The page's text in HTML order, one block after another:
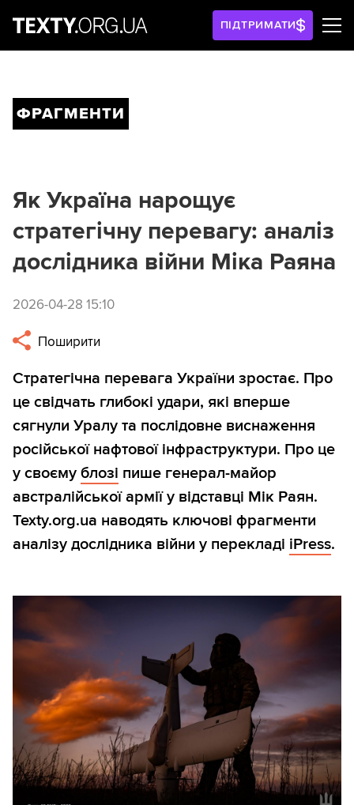
ПІДТРИМАТИ
ФРАГМЕНТИ
Як Україна нарощує
стратегічну перевагу: аналіз
дослідника війни Міка Раяна
2026-04-28 15:10
Поширити
Стратегічна перевага України зростає. Про
це свідчать глибокі удари, які вперше
сягнули Уралу та послідовне виснаження
російської нафтової інфраструктури. Про це
у своєму блозі пише генерал-майор
австралійської армії у відставці Мік Раян.
Texty.org.ua наводять ключові фрагменти
аналізу дослідника війни у перекладі iPress.